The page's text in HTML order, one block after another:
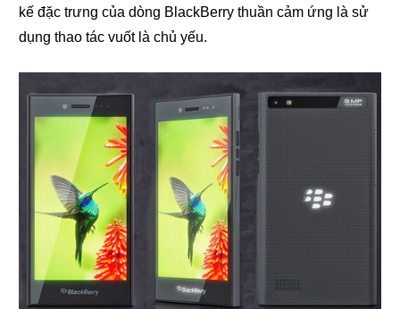
kế đặc trưng của dòng BlackBerry thuần cảm ứng là sử
dụng thao tác vuốt là chủ yếu.